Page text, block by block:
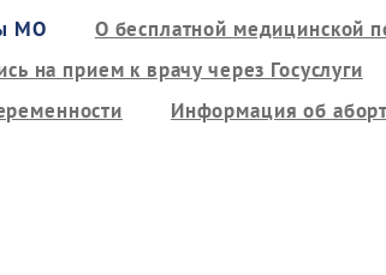
МО О бесплатной медицинской
на прием к врачу через Госуслуги
Информация об